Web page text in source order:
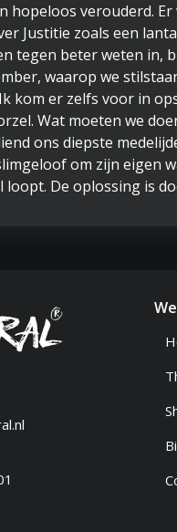
hopeloos verouderd.
Justitie zoals een
tegen beter weten in,
waarop we
kom er zelfs voor in
Wat moeten we
ons diepste
om zijn eigen
De oplossing is